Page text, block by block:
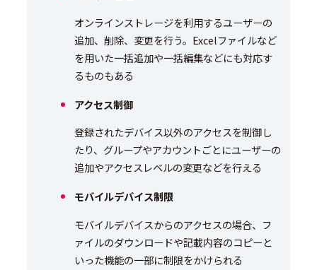
オンラインストレージを利用するユーザーの
追加、削除、変更を行う。Excelファイルなど
を用いた一括追加や一括編集などにも対応す
るものもある
アクセス制御
登録されたデバイス以外のアクセスを制御し
たり、グループやアカウントごとにユーザーの
追加やアクセスレベルの変更などを行える
モバイルデバイス制限
モバイルデバイスからのアクセスの場合、フ
ァイルのダウンロードや記載内容のコピーと
いった機能の一部に制限をかけられる